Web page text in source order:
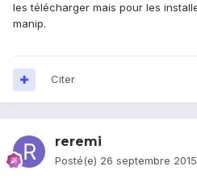
les télécharger mais pour les
manip.
Citer
reremi
Posté(e) 26 septembre 2015